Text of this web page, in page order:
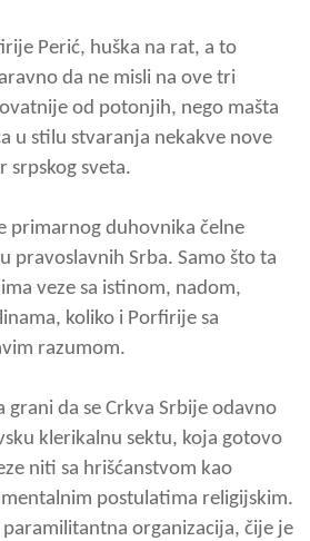
Perić, huška na rat, a to
da ne misli na ove tri
od potonjih, nego mašta
u stilu stvaranja nekakve nove
srpskog sveta.
primarnog duhovnika čelne
pravoslavnih Srba. Samo što ta
veze sa istinom, nadom,
koliko i Porfirije sa
razumom.
grani da se Crkva Srbije odavno
klerikalnu sektu, koja gotovo
niti sa hrišćanstvom kao
postulatima religijskim.
organizacija, čije je